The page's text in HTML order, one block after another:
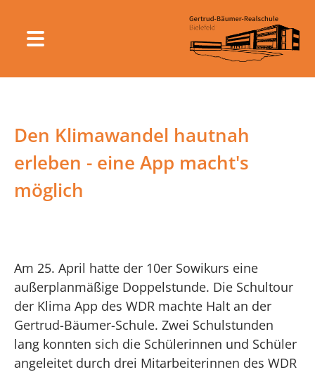
Den Klimawandel hautnah
erleben - eine App macht's
möglich
Am 25. April hatte der 10er Sowikurs eine
außerplanmäßige Doppelstunde. Die Schultour
der Klima App des WDR machte Halt an der
Gertrud-Bäumer-Schule. Zwei Schulstunden
lang konnten sich die Schülerinnen und Schüler
angeleitet durch drei Mitarbeiterinnen des WDR